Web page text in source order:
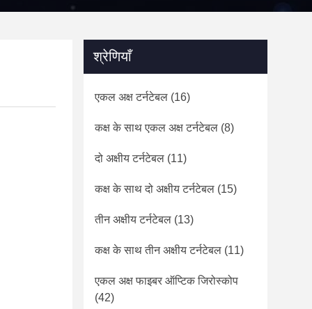
श्रेणियाँ
एकल अक्ष टर्नटेबल (16)
कक्ष के साथ एकल अक्ष टर्नटेबल (8)
दो अक्षीय टर्नटेबल (11)
कक्ष के साथ दो अक्षीय टर्नटेबल (15)
तीन अक्षीय टर्नटेबल (13)
कक्ष के साथ तीन अक्षीय टर्नटेबल (11)
एकल अक्ष फाइबर ऑप्टिक जिरोस्कोप
(42)